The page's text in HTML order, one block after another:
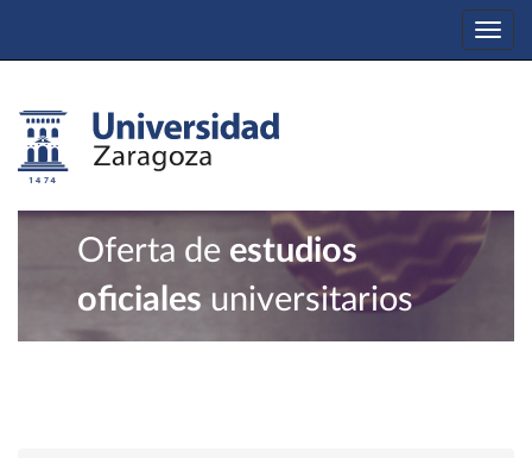
Oferta de estudios
oficiales universitarios